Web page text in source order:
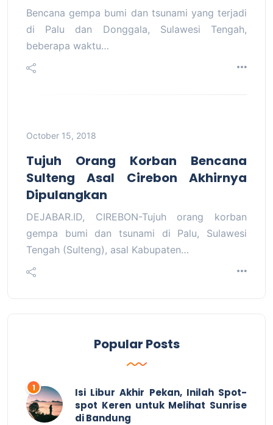
Bencana gempa bumi dan tsunami yang terjadi
di Palu dan Donggala, Sulawesi Tengah,
beberapa waktu…
October 15, 2018
Tujuh Orang Korban Bencana
Sulteng Asal Cirebon Akhirnya
Dipulangkan
DEJABAR.ID, CIREBON-Tujuh orang korban
gempa bumi dan tsunami di Palu, Sulawesi
Tengah (Sulteng), asal Kabupaten…
Popular Posts
Isi Libur Akhir Pekan, Inilah Spot-
spot Keren untuk Melihat Sunrise
di Bandung